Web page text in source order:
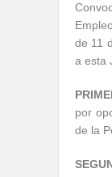
de 11
a esta
por
de la